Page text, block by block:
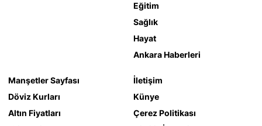
Eğitim
Sağlık
Hayat
Ankara Haberleri
Manşetler Sayfası
Döviz Kurları
Altın Fiyatları
İletişim
Künye
Çerez Politikası